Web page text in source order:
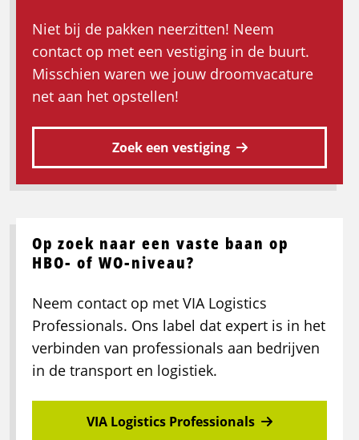
Niet bij de pakken neerzitten! Neem
contact op met een vestiging in de buurt.
Misschien waren we jouw droomvacature
net aan het opstellen!
Zoek een vestiging
Op zoek naar een vaste baan op
HBO- of WO-niveau?
Neem contact op met VIA Logistics
Professionals. Ons label dat expert is in het
verbinden van professionals aan bedrijven
in de transport en logistiek.
VIA Logistics Professionals